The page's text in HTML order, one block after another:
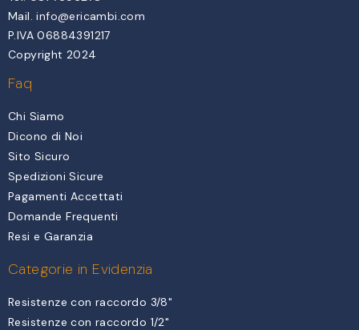
Mail.info@ericambi.com
P.IVA 06884391217
Copyright 2024
Faq
Chi Siamo
Dicono di Noi
Sito Sicuro
Spedizioni Sicure
Pagamenti Accettati
Domande Frequenti
Resi e Garanzia
Categorie in Evidenzia
Resistenze con raccordo 3/8"
Resistenze con raccordo 1/2"